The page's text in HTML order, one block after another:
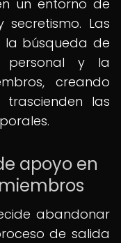
un entorno de
Las
la búsqueda de
personal y la
creando
las
apoyo en
abandonar
de salida